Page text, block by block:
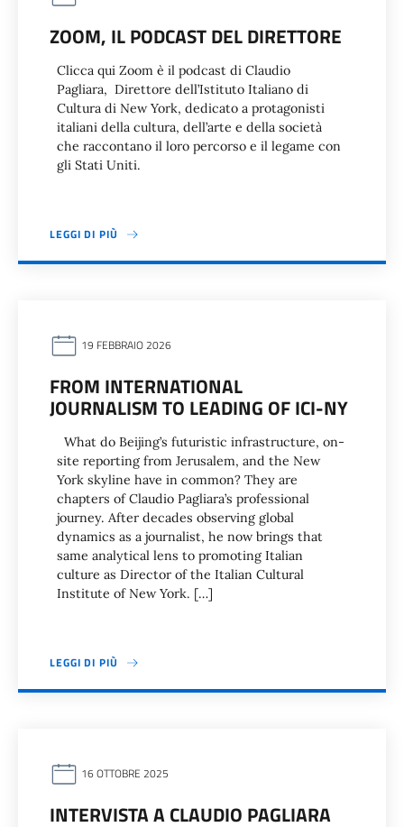
ZOOM, IL PODCAST DEL DIRETTORE
Clicca qui Zoom è il podcast di Claudio
Pagliara, Direttore dell’Istituto Italiano di
Cultura di New York, dedicato a protagonisti
italiani della cultura, dell’arte e della società
che raccontano il loro percorso e il legame con
gli Stati Uniti.
LEGGI DI PIÙ
19 FEBBRAIO 2026
FROM INTERNATIONAL
JOURNALISM TO LEADING OF ICI-NY
What do Beijing’s futuristic infrastructure, on-
site reporting from Jerusalem, and the New
York skyline have in common? They are
chapters of Claudio Pagliara’s professional
journey. After decades observing global
dynamics as a journalist, he now brings that
same analytical lens to promoting Italian
culture as Director of the Italian Cultural
Institute of New York. […]
LEGGI DI PIÙ
16 OTTOBRE 2025
INTERVISTA A CLAUDIO PAGLIARA